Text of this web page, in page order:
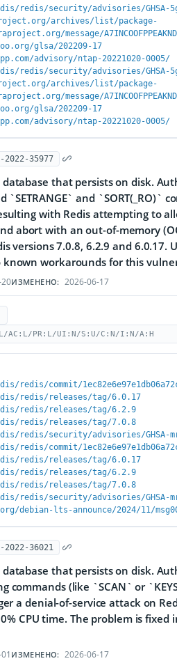
redis/security/advisories/GHSA-
archives/list/package-
message/
glsa/202209-17
advisory/ntap-20221020-0005/
redis/security/advisories/GHSA-
archives/list/package-
message/
glsa/202209-17
advisory/ntap-20221020-0005/
2022-35977
database that persists on disk.
`SETRANGE` and `SORT(_RO)`
with Redis attempting to
abort with an out-of-memory
versions 7.0.8, 6.2.9 and 6.0.17.
known workarounds for this
ИЗМЕНЕНО: 2026-06-17
AC:L/PR:L/UI:N/S:U/C:N/I:N/A:H
redis/commit/
redis/releases/tag/6.0.17
redis/releases/tag/6.2.9
redis/releases/tag/7.0.8
redis/security/advisories/GHSA-
redis/commit/
redis/releases/tag/6.0.17
redis/releases/tag/6.2.9
redis/releases/tag/7.0.8
redis/security/advisories/GHSA-
debian-lts-announce/2024/11/
2022-36021
database that persists on disk.
commands (like `SCAN` or
a denial-of-service attack on
CPU time. The problem is fixed
ИЗМЕНЕНО: 2026-06-17